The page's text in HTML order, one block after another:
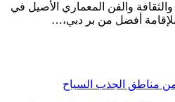
والثقافة والفن المعماري الأصيل في
أفضل من بر دبي،…
مناطق الجذب السياح